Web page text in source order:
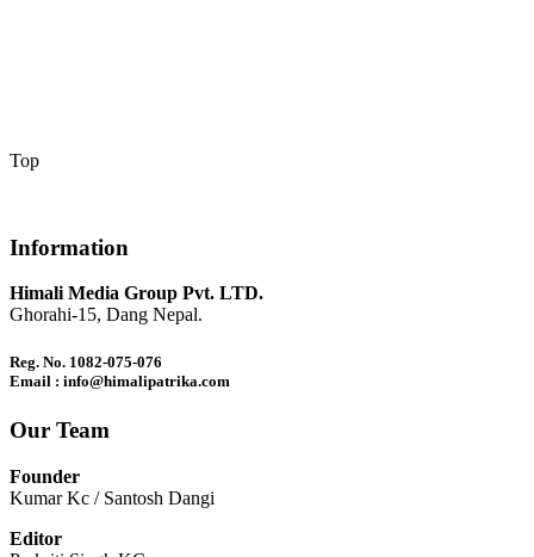
Top
Information
Himali Media Group Pvt. LTD.
Ghorahi-15, Dang Nepal.
Reg. No. 1082-075-076
Email : info@himalipatrika.com
Our Team
Founder
Kumar Kc / Santosh Dangi
Editor